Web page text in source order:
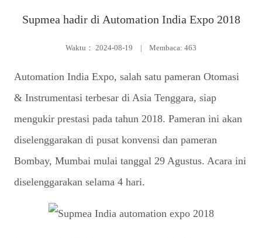
Supmea hadir di Automation India Expo 2018
Waktu： 2024-08-19 | Membaca: 463
Automation India Expo, salah satu pameran Otomasi
& Instrumentasi terbesar di Asia Tenggara, siap
mengukir prestasi pada tahun 2018. Pameran ini akan
diselenggarakan di pusat konvensi dan pameran
Bombay, Mumbai mulai tanggal 29 Agustus. Acara ini
diselenggarakan selama 4 hari.